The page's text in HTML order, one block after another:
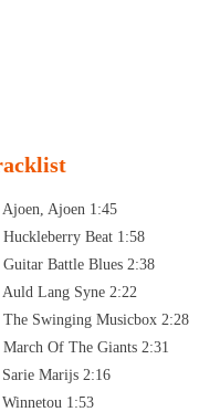
Ajoen, Ajoen 1:45
Huckleberry Beat 1:58
Guitar Battle Blues 2:38
Lang Syne 2:22
The Swinging Musicbox 2:28
Of The Giants 2:31
Marijs 2:16
1:53